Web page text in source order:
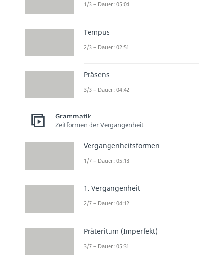
1/3 – Dauer: 05:04
Tempus
2/3 – Dauer: 02:51
Präsens
3/3 – Dauer: 04:42
Grammatik
Zeitformen der Vergangenheit
Vergangenheitsformen
1/7 – Dauer: 05:18
1. Vergangenheit
2/7 – Dauer: 04:12
Präteritum (Imperfekt)
3/7 – Dauer: 05:31